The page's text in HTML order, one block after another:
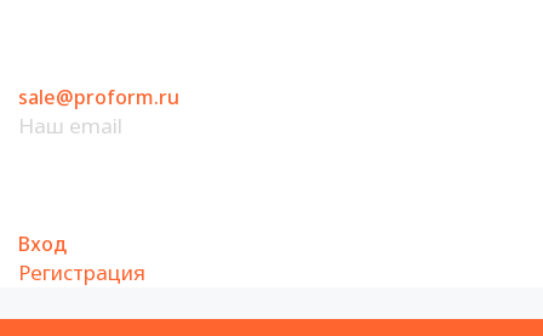
sale@proform.ru
Наш email
Вход
Регистрация